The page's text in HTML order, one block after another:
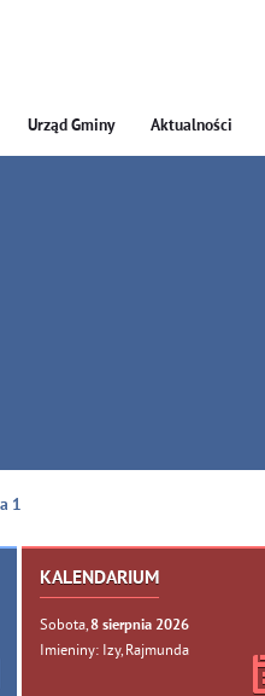
Urząd Gminy Aktualności
KALENDARIUM
Sobota, 8sierpnia 2026
Imieniny: Izy, Rajmunda